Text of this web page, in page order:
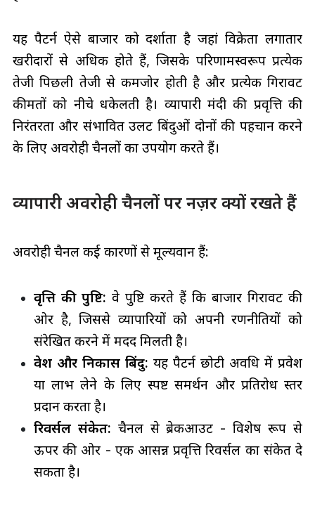
यह पैटर्न ऐसे बाजार को दर्शाता है जहां विक्रेता लगातार
खरीदारों से अधिक होते हैं, जिसके परिणामस्वरूप प्रत्येक
तेजी पिछली तेजी से कमजोर होती है और प्रत्येक गिरावट
कीमतों को नीचे धकेलती है। व्यापारी मंदी की प्रवृत्ति की
निरंतरता और संभावित उलट बिंदुओं दोनों की पहचान करने
के लिए अवरोही चैनलों का उपयोग करते हैं।
व्यापारी अवरोही चैनलों पर नज़र क्यों रखते हैं
अवरोही चैनल कई कारणों से मूल्यवान हैं:
प्रवृत्ति की पुष्टि: वे पुष्टि करते हैं कि बाजार गिरावट की
ओर है, जिससे व्यापारियों को अपनी रणनीतियों को
संरेखित करने में मदद मिलती है।
प्रवेश और निकास बिंदु: यह पैटर्न छोटी अवधि में प्रवेश
या लाभ लेने के लिए स्पष्ट समर्थन और प्रतिरोध स्तर
प्रदान करता है।
रिवर्सल संकेत: चैनल से ब्रेकआउट - विशेष रूप से
ऊपर की ओर - एक आसन्न प्रवृत्ति रिवर्सल का संकेत दे
सकता है।